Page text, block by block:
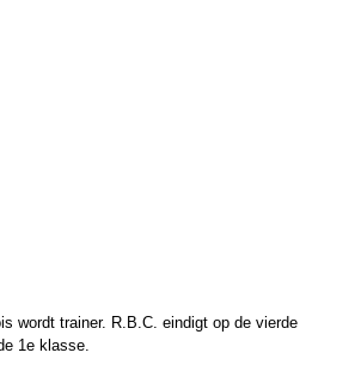
wordt trainer. R.B.C. eindigt op de vierde
1e klasse.